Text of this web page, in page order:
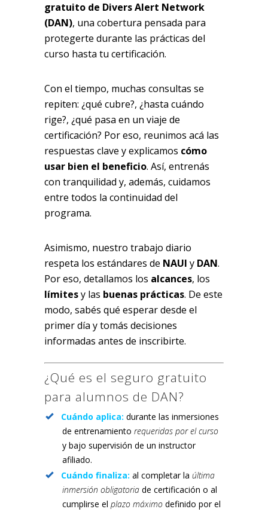
gratuito de Divers Alert Network
(DAN), una cobertura pensada para
protegerte durante las prácticas del
curso hasta tu certificación.
Con el tiempo, muchas consultas se
repiten: ¿qué cubre?, ¿hasta cuándo
rige?, ¿qué pasa en un viaje de
certificación? Por eso, reunimos acá las
respuestas clave y explicamos cómo
usar bien el beneficio. Así, entrenás
con tranquilidad y, además, cuidamos
entre todos la continuidad del
programa.
Asimismo, nuestro trabajo diario
respeta los estándares de NAUI y DAN.
Por eso, detallamos los alcances, los
límitesy las buenas prácticas. De este
modo, sabés qué esperar desde el
primer día y tomás decisiones
informadas antes de inscribirte.
¿Qué es el seguro gratuito
para alumnos de DAN?
Cuándo aplica: durante las inmersiones
de entrenamiento requeridas por el curso
y bajo supervisión de un instructor
afiliado.
Cuándo finaliza: al completar la última
inmersión obligatoria de certificación o al
cumplirse el plazo máximo definido por el